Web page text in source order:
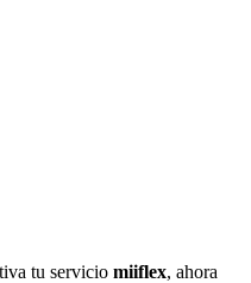
tu servicio miiflex, ahora